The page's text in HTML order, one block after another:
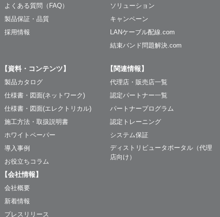
よくある質問（FAQ）
製品保証・品質
採用情報
ソリューション
キャンペーン
LANケーブル配線.com
結束バンド問題解決.com
【資料・コンテンツ】
製品カタログ
仕様書・図面(ネットワーク)
仕様書・図面(エレクトリカル)
施工方法・取扱説明書
ホワイトペーパー
導入事例
お役立ちコラム
【関連情報】
代理店・販売店一覧
認定パートナー一覧
パートナープログラム
認定トレーニング
システム保証
ディストリビュータポータル（代理
店向け）
【会社情報】
会社概要
新着情報
プレスリリース